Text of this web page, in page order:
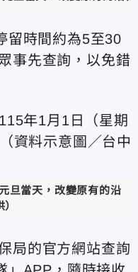
留時間約為5至30
事先查詢，以免錯
旦當天，改變原有的沿
局的官方網站查詢